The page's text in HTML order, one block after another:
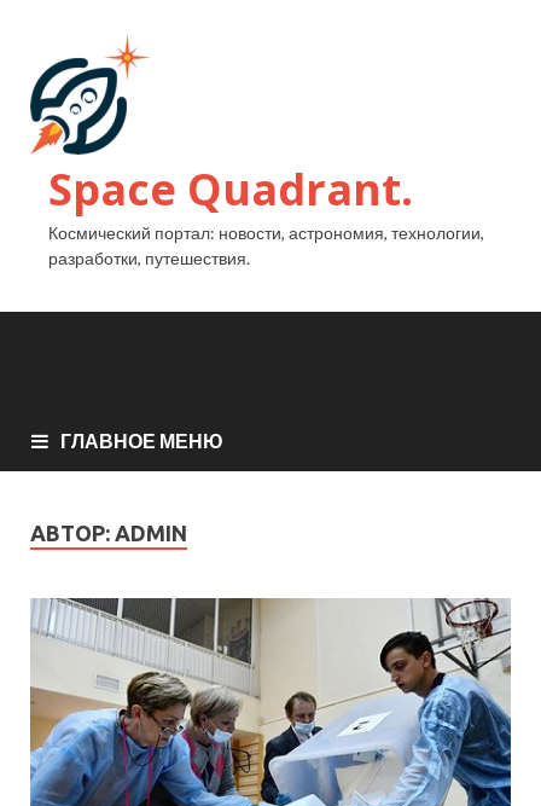
Space Quadrant.
Космический портал: новости, астрономия, технологии,
разработки, путешествия.
ГЛАВНОЕ МЕНЮ
АВТОР: ADMIN